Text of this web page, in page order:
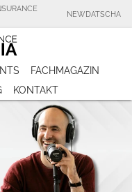
NEWDATSCHA
FACHMAGAZIN
KONTAKT